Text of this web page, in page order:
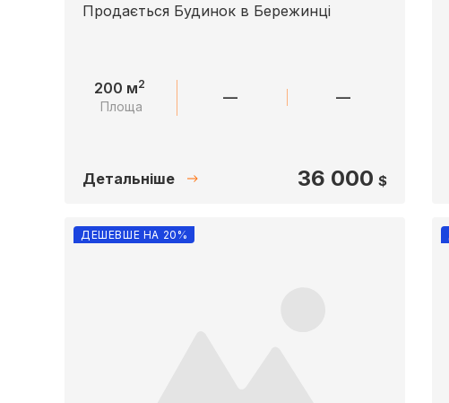
Продається Будинок в Бережинці
200 м2
Площа — —
Детальніше 36 000 $
ДЕШЕВШЕ НА 20%